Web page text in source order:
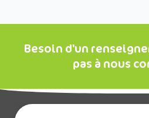
Besoin d'un
pas à nous